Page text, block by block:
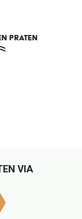
PRATEN
VIA